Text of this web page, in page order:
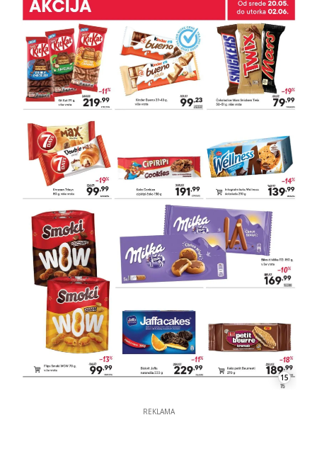
15
REKLAMA